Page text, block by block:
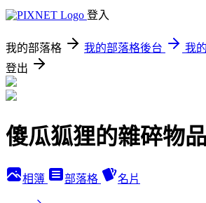
登入
我的部落格 我的部落格後台
我
登出
傻瓜狐狸的雜碎物品
相簿 部落格 名片